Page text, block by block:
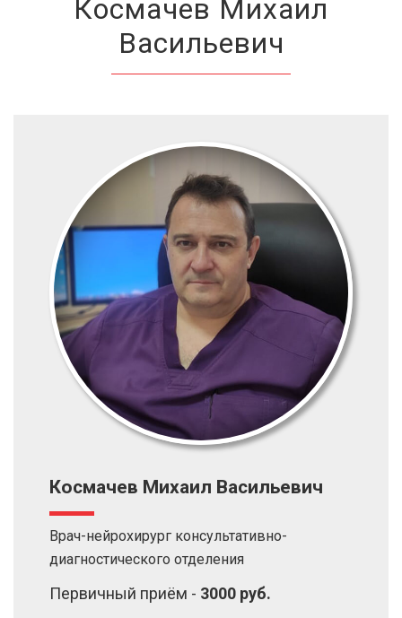
Космачев Михаил
Васильевич
Космачев Михаил Васильевич
Врач-нейрохирург консультативно-
диагностического отделения
Первичный приём - 3000 руб.